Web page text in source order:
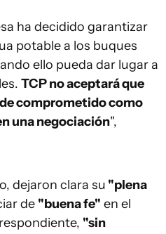
ha decidido garantizar
potable a los buques
ello pueda dar lugar a
TCP no aceptará que
comprometido como
una negociación",
dejaron clara su "plena
de "buena fe" en el
"sin